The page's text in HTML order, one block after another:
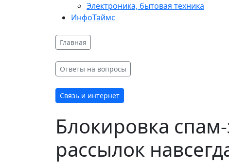
Электроника, бытовая техника
ИнфоТаймс
Главная
Ответы на вопросы
Связь и интернет
Блокировка
рассылок